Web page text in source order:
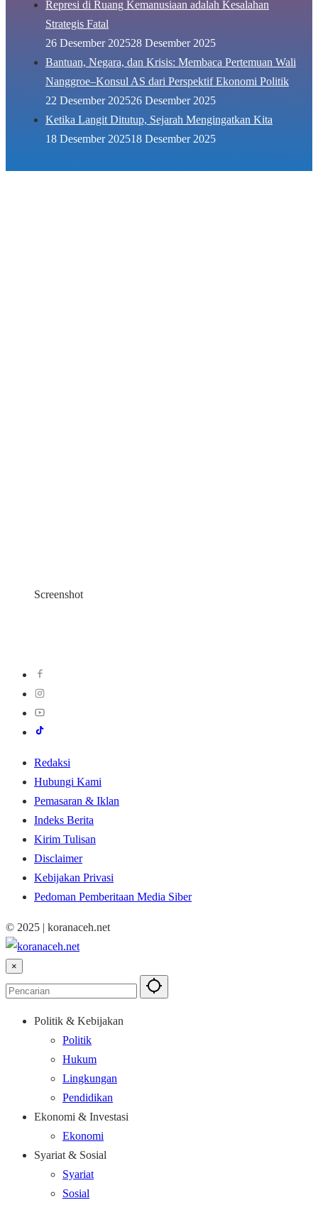
Represi di Ruang Kemanusiaan adalah Kesalahan
Strategis Fatal
26 Desember 202528 Desember 2025
Bantuan, Negara, dan Krisis: Membaca Pertemuan Wali
Nanggroe–Konsul AS dari Perspektif Ekonomi Politik
22 Desember 202526 Desember 2025
Ketika Langit Ditutup, Sejarah Mengingatkan Kita
18 Desember 202518 Desember 2025
Screenshot
Redaksi
Hubungi Kami
Pemasaran & Iklan
Indeks Berita
Kirim Tulisan
Disclaimer
Kebijakan Privasi
Pedoman Pemberitaan Media Siber
© 2025 | koranaceh.net
×
Politik & Kebijakan
Politik
Hukum
Lingkungan
Pendidikan
Ekonomi & Investasi
Ekonomi
Syariat & Sosial
Syariat
Sosial